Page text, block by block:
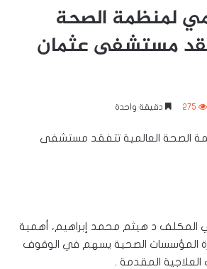
لمنظمة الصحة
مستشفى عثمان
275 دقيقة واحدة
الصحة العالمية تتفقد مستشفى
المكلف د هيثم محمد إبراهيم، أهمية
المؤسسات الصحية يسهم في الوقوف
المقدمة .